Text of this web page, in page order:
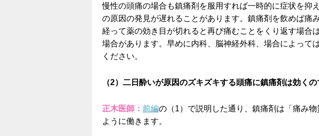
慢性の頭痛の場合も鎮痛剤を服用すれば一時的に症状を抑
の原因の発見が遅れることがあります。鎮痛剤を飲めば痛
経って薬の効き目が切れると再び痛むことをくり返す場合
場合があります。早めに内科、脳神経外科、場合によって
ください。
（2）二日酔いが原因のズキズキする頭痛に鎮痛剤は効くの
正木医師： 前編の（1）で説明した通り、鎮痛剤は「痛み物
ように働きます。